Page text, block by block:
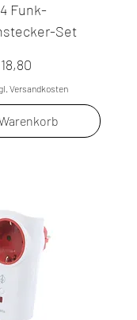
Funk-
Set
Versandkosten